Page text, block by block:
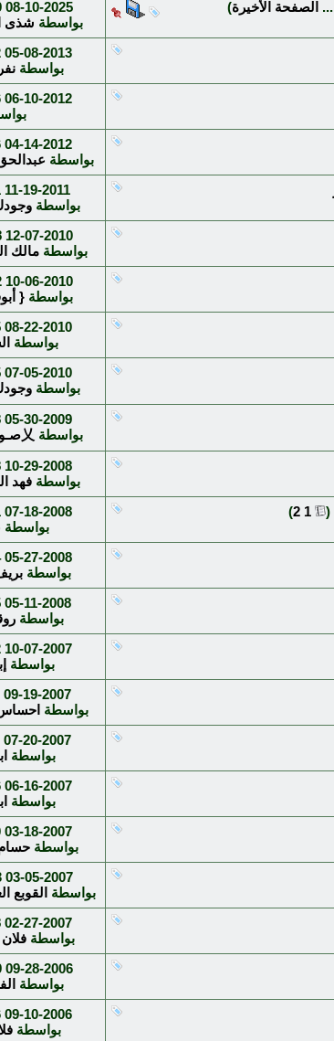
... الصفحة الأخيرة)
08-10-2025
بواسطة شذى
05-08-2013
بواسطة
06-10-2012
04-14-2012
بواسطة
11-19-2011
بواسطة
12-07-2010
بواسطة مالك
10-06-2010
بواسطة {
08-22-2010
بواسطة
07-05-2010
بواسطة
05-30-2009
بواسطة 乂صـواعب乂
10-29-2008
بواسطة فهد
(
1
2
)
07-18-2008
بواسطة
05-27-2008
بواسطة
05-11-2008
بواسطة
10-07-2007
بواسطة
09-19-2007
بواسطة احساس
07-20-2007
بواسطة
06-16-2007
بواسطة
03-18-2007
بواسطة
03-05-2007
بواسطة القوبع
02-27-2007
بواسطة فلان
09-28-2006
بواسطة
09-10-2006
بواسطة